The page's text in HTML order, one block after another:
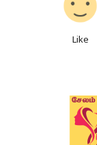
Like